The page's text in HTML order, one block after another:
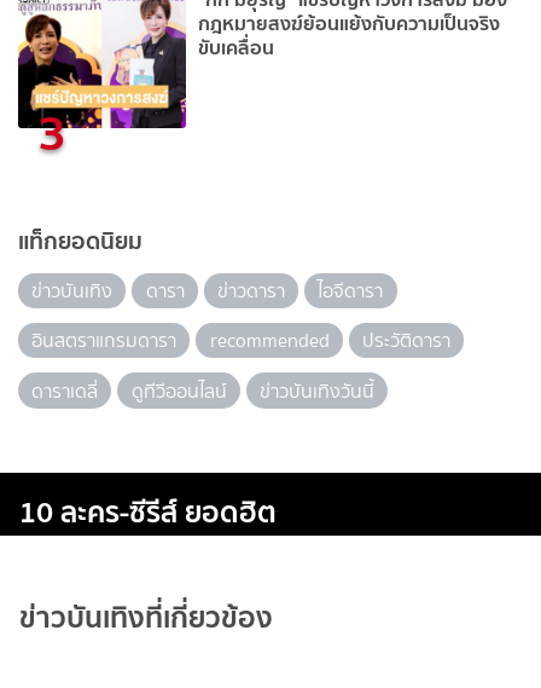
3
กฎหมายสงฆ์ย้อนแย้งกับความเป็นจริง
ขับเคลื่อน
แท็กยอดนิยม
ข่าวบันเทิง ดารา ข่าวดารา
ไอจีดารา
อินสตราแกรมดารา
recommended
ประวัติดารา
ดาราเดลี่
ดูทีวีออนไลน์ ข่าวบันเทิงวันนี้
10 ละคร-ซีรีส์ ยอดฮิต
ข่าวบันเทิงที่เกี่ยวข้อง